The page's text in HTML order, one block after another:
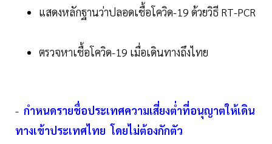
แสดงหลักฐานว่าปลอดเชื้อโควิด-19 ด้วยวิธี RT-PCR
ตรวจหาเชื้อโควิด-19 เมื่อเดินทางถึงไทย
- กำหนดรายชื่อประเทศความเสี่ยงต่ำที่อนุญาตให้เดิน
ทางเข้าประเทศไทย โดยไม่ต้องกักตัว